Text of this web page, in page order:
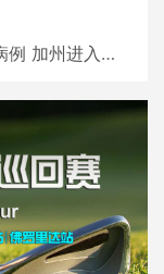
进入紧急状态